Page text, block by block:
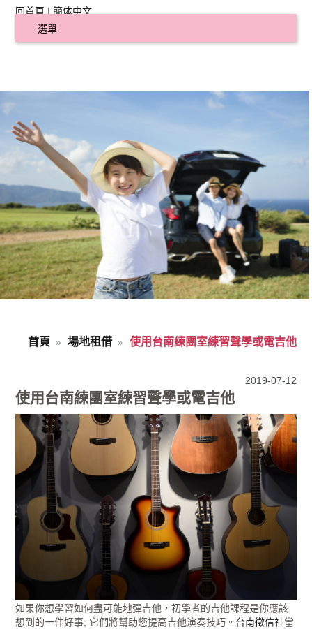
回首頁 |簡体中文
選單
首頁 場地租借 使用台南練團室練習聲學或電吉他
2019-07-12
使用台南練團室練習聲學或電吉他
如果你想學習如何盡可能地彈吉他，初學者的吉他課程是你應該
想到的一件好事; 它們將幫助您提高吉他演奏技巧。 台南徵信社當